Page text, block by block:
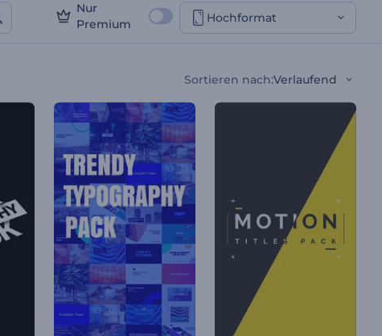
Nur
Premium
Hochformat
Sortieren nach:Verlaufend